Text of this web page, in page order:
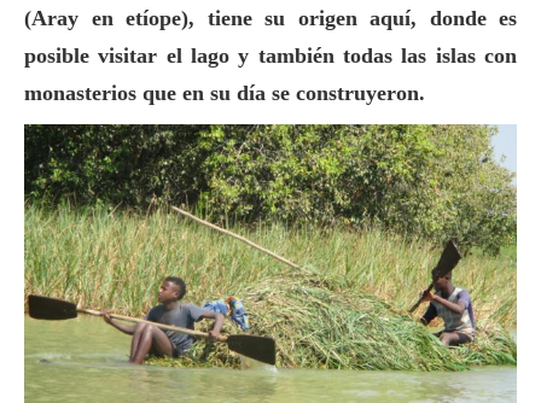
(Aray en etíope), tiene su origen aquí, donde es
posible visitar el lago y también todas las islas con
monasterios que en su día se construyeron.